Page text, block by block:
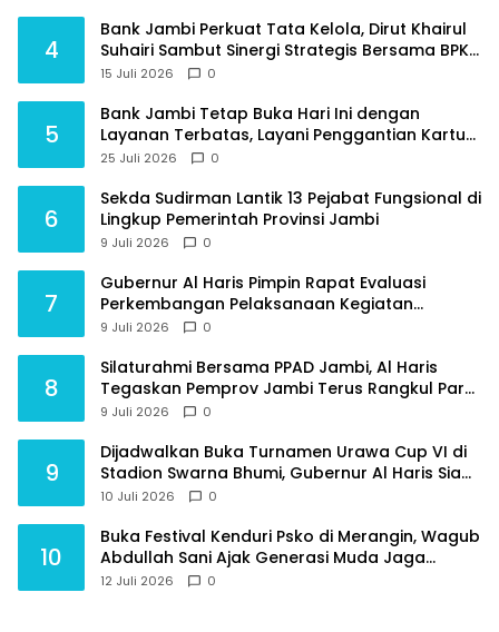
4
Bank Jambi Perkuat Tata Kelola, Dirut Khairul
Suhairi Sambut Sinergi Strategis Bersama BPKP
Jambi
15 Juli 2026 0
5
Bank Jambi Tetap Buka Hari Ini dengan
Layanan Terbatas, Layani Penggantian Kartu
ATM dan Perubahan PIN
25 Juli 2026 0
6
Sekda Sudirman Lantik 13 Pejabat Fungsional di
Lingkup Pemerintah Provinsi Jambi
9 Juli 2026 0
7
Gubernur Al Haris Pimpin Rapat Evaluasi
Perkembangan Pelaksanaan Kegiatan
Pembangunan Triwulan II TA 2026
9 Juli 2026 0
8
Silaturahmi Bersama PPAD Jambi, Al Haris
Tegaskan Pemprov Jambi Terus Rangkul Para
Purnawirawan
9 Juli 2026 0
9
Dijadwalkan Buka Turnamen Urawa Cup VI di
Stadion Swarna Bhumi, Gubernur Al Haris Siap
Berlaga Lawan Tim Urawa
10 Juli 2026 0
10
Buka Festival Kenduri Psko di Merangin, Wagub
Abdullah Sani Ajak Generasi Muda Jaga
Budaya dan Jauhi Narkoba
12 Juli 2026 0